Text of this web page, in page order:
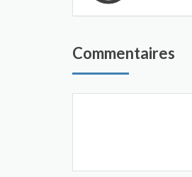
Commentaires